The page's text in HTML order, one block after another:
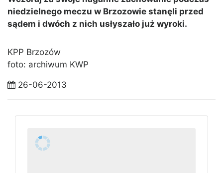
niedzielnego meczu w Brzozowie stanęli przed
sądem i dwóch z nich usłyszało już wyroki.
KPP Brzozów
foto: archiwum KWP
26-06-2013